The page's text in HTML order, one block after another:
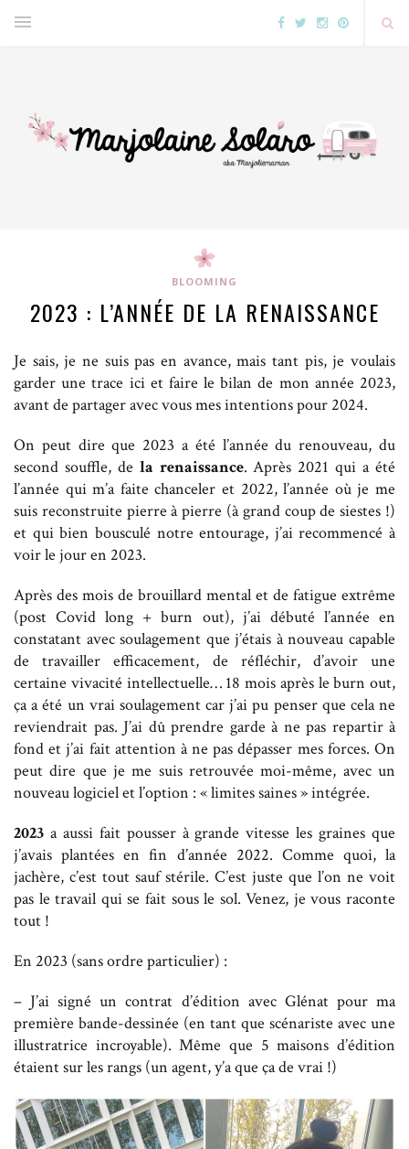
BLOOMING
2023 : L’ANNÉE DE LA RENAISSANCE
Je sais, je ne suis pas en avance, mais tant pis, je voulais
garder une trace ici et faire le bilan de mon année 2023,
avant de partager avec vous mes intentions pour 2024.
On peut dire que 2023 a été l’année du renouveau, du
second souffle, de la renaissance. Après 2021 qui a été
l’année qui m’a faite chanceler et 2022, l’année où je me
suis reconstruite pierre à pierre (à grand coup de siestes !)
et qui bien bousculé notre entourage, j’ai recommencé à
voir le jour en 2023.
Après des mois de brouillard mental et de fatigue extrême
(post Covid long + burn out), j’ai débuté l’année en
constatant avec soulagement que j’étais à nouveau capable
de travailler efficacement, de réfléchir, d’avoir une
certaine vivacité intellectuelle… 18 mois après le burn out,
ça a été un vrai soulagement car j’ai pu penser que cela ne
reviendrait pas. J’ai dû prendre garde à ne pas repartir à
fond et j’ai fait attention à ne pas dépasser mes forces. On
peut dire que je me suis retrouvée moi-même, avec un
nouveau logiciel et l’option : « limites saines » intégrée.
2023 a aussi fait pousser à grande vitesse les graines que
j’avais plantées en fin d’année 2022. Comme quoi, la
jachère, c’est tout sauf stérile. C’est juste que l’on ne voit
pas le travail qui se fait sous le sol. Venez, je vous raconte
tout !
En 2023 (sans ordre particulier) :
– J’ai signé un contrat d’édition avec Glénat pour ma
première bande-dessinée (en tant que scénariste avec une
illustratrice incroyable). Même que 5 maisons d’édition
étaient sur les rangs (un agent, y’a que ça de vrai !)